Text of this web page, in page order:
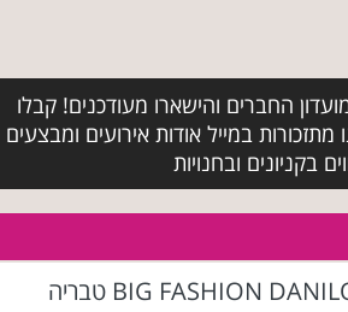
החברים והישארו מעודכנים! קבלו
מתזכורות במייל אודות אירועים ומבצעים
בקניונים ובחנויות